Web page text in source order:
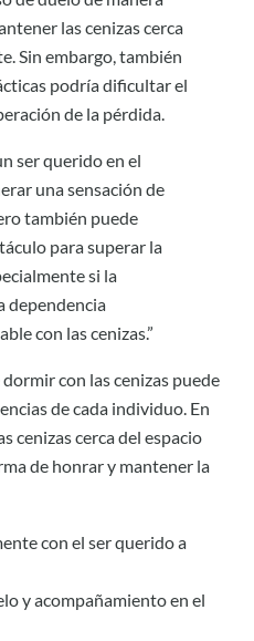
las cenizas cerca
Sin embargo, también
podría dificultar el
de la pérdida.
ser querido en el
una sensación de
también puede
para superar la
si la
dependencia
con las cenizas.”
con las cenizas puede
de cada individuo. En
cenizas cerca del espacio
de honrar y mantener la
con el ser querido a
y acompañamiento en el